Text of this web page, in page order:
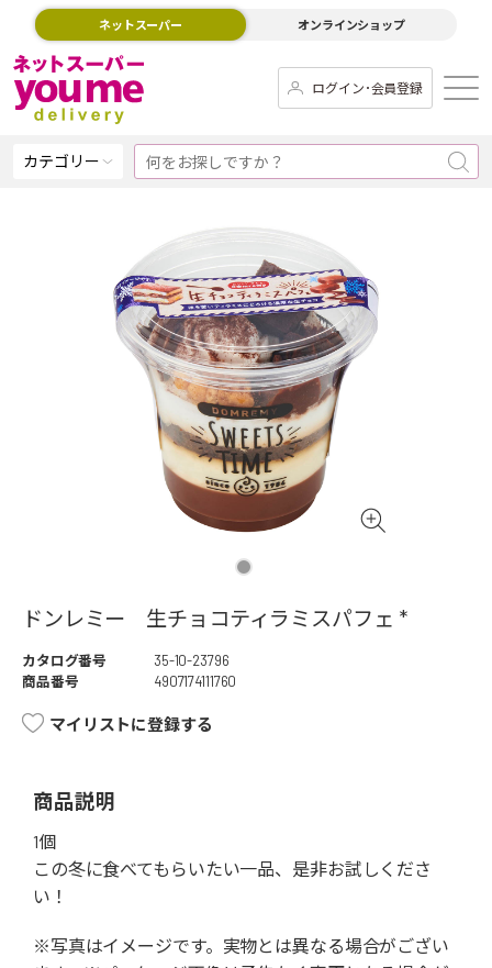
ネットスーパー オンラインショップ
ログイン･会員登録
カテゴリー
ドンレミー 生チョコティラミスパフェ *
カタログ番号
35-10-23796
商品番号
4907174111760
マイリストに登録する
商品説明
1個
この冬に食べてもらいたい一品、是非お試しくださ
い！
※写真はイメージです。実物とは異なる場合がござい